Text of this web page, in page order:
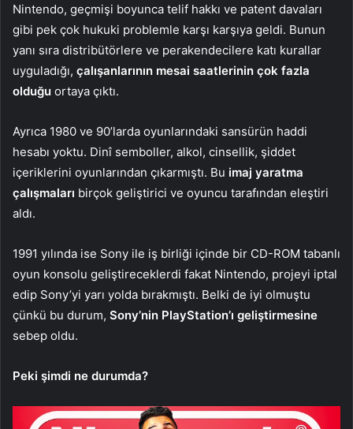
Nintendo, geçmişi boyunca telif hakkı ve patent davaları
gibi pek çok hukuki problemle karşı karşıya geldi. Bunun
yanı sıra distribütörlere ve perakendecilere katı kurallar
uyguladığı, çalışanlarının mesai saatlerinin çok fazla
olduğu ortaya çıktı.
Ayrıca 1980 ve 90’larda oyunlarındaki sansürün haddi
hesabı yoktu. Dinî semboller, alkol, cinsellik, şiddet
içeriklerini oyunlarından çıkarmıştı. Bu imaj yaratma
çalışmaları birçok geliştirici ve oyuncu tarafından eleştiri
aldı.
1991 yılında ise Sony ile iş birliği içinde bir CD-ROM tabanlı
oyun konsolu geliştireceklerdi fakat Nintendo, projeyi iptal
edip Sony’yi yarı yolda bırakmıştı. Belki de iyi olmuştu
çünkü bu durum, Sony’nin PlayStation’ı geliştirmesine
sebep oldu.
Peki şimdi ne durumda?